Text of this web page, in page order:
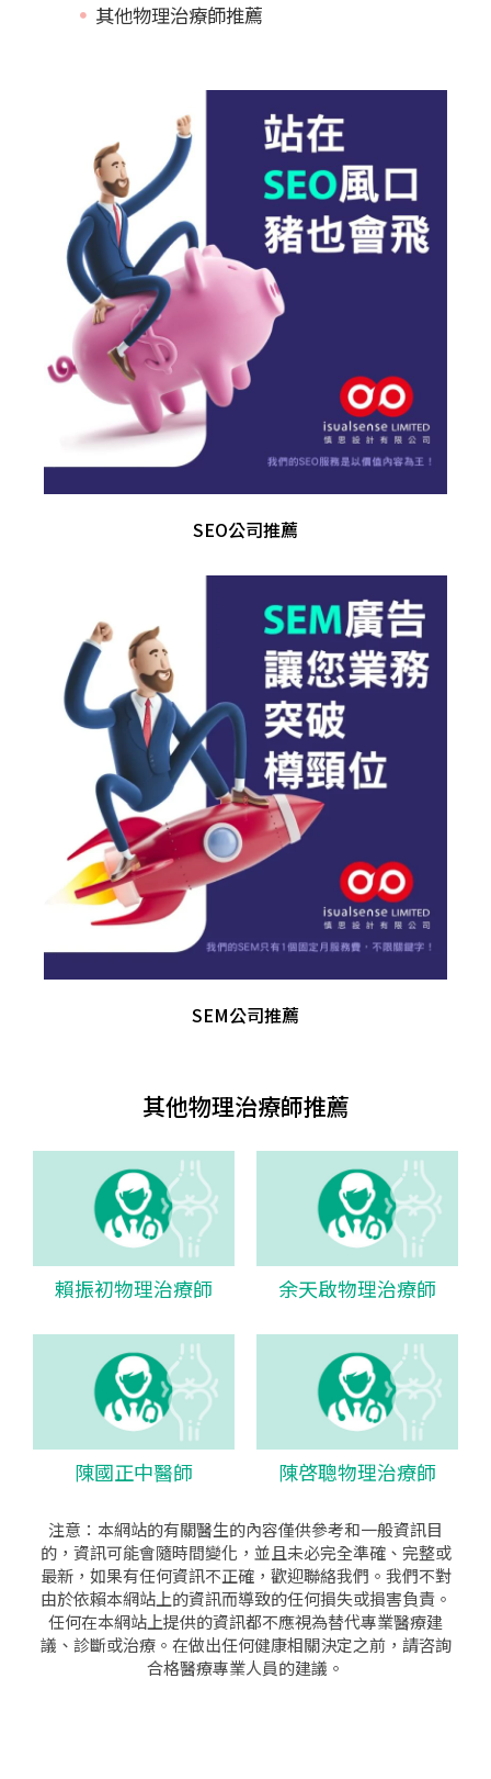
其他物理治療師推薦
SEO公司推薦
SEM公司推薦
其他物理治療師推薦
賴振初物理治療師 余天啟物理治療師
陳國正中醫師 陳啓聰物理治療師
注意：本網站的有關醫生的內容僅供參考和一般資訊目
的，資訊可能會隨時間變化，並且未必完全準確、完整或
最新，如果有任何資訊不正確，歡迎聯絡我們。我們不對
由於依賴本網站上的資訊而導致的任何損失或損害負責。
任何在本網站上提供的資訊都不應視為替代專業醫療建
議、診斷或治療。在做出任何健康相關決定之前，請咨詢
合格醫療專業人員的建議。